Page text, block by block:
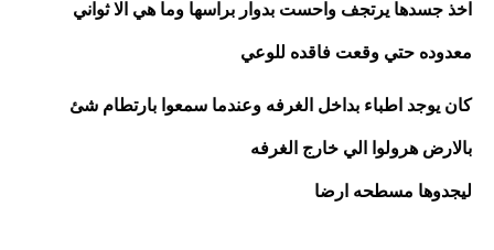
معدوده حتي وقعت فاقده للوعي
بالارض هرولوا الي خارج الغرفه
ليجدوها مسطحه ارضا